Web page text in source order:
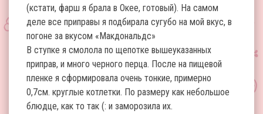
(кстати, фарш я брала в Окее, готовый). На самом
деле все приправы я подбирала сугубо на мой вкус, в
погоне за вкусом «Макдональдс»
В ступке я смолола по щепотке вышеуказанных
приправ, и много черного перца. После на пищевой
пленке я сформировала очень тонкие, примерно
0,7см. круглые котлетки. По размеру как небольшое
блюдце, как то так (: и заморозила их.